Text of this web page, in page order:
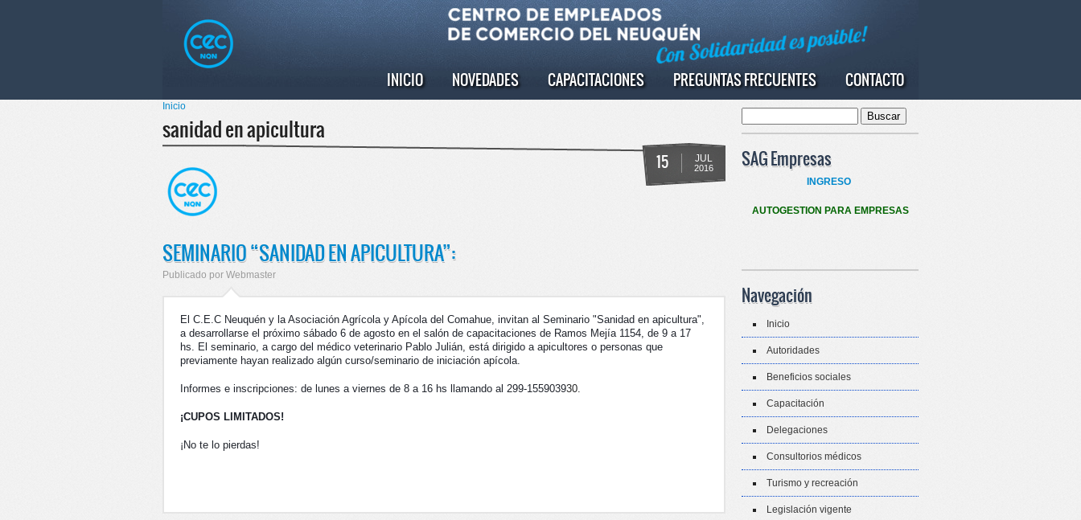
principal
Menú principal
INICIO NOVEDADES CAPACITACIONES PREGUNTAS FRECUENTES CONTACTO
Se encuentra usted aquí
Inicio
sanidad en apicultura
15 JUL
2016
SEMINARIO “SANIDAD EN APICULTURA”:
Publicado por Webmaster
El C.E.C Neuquén y la Asociación Agrícola y Apícola del Comahue, invitan al Seminario "Sanidad en apicultura",
a desarrollarse el próximo sábado 6 de agosto en el salón de capacitaciones de Ramos Mejía 1154, de 9 a 17
hs. El seminario, a cargo del médico veterinario Pablo Julián, está dirigido a apicultores o personas que
previamente hayan realizado algún curso/seminario de iniciación apícola.
Informes e inscripciones: de lunes a viernes de 8 a 16 hs llamando al 299-155903930.
¡CUPOS LIMITADOS!
¡No te lo pierdas!
Formulario de búsqueda
SAG Empresas
INGRESO
AUTOGESTION PARA EMPRESAS
Navegación
Inicio
Autoridades
Beneficios sociales
Capacitación
Delegaciones
Consultorios médicos
Turismo y recreación
Legislación vigente